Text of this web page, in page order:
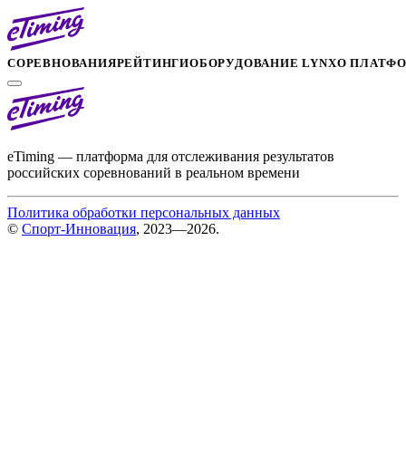
СОРЕВНОВАНИЯРЕЙТИНГИОБОРУДОВАНИЕ LYNXО
eTiming — платформа для отслеживания результатов
российских соревнований в реальном времени
Политика обработки персональных данных
© Спорт-Инновация, 2023—2026.